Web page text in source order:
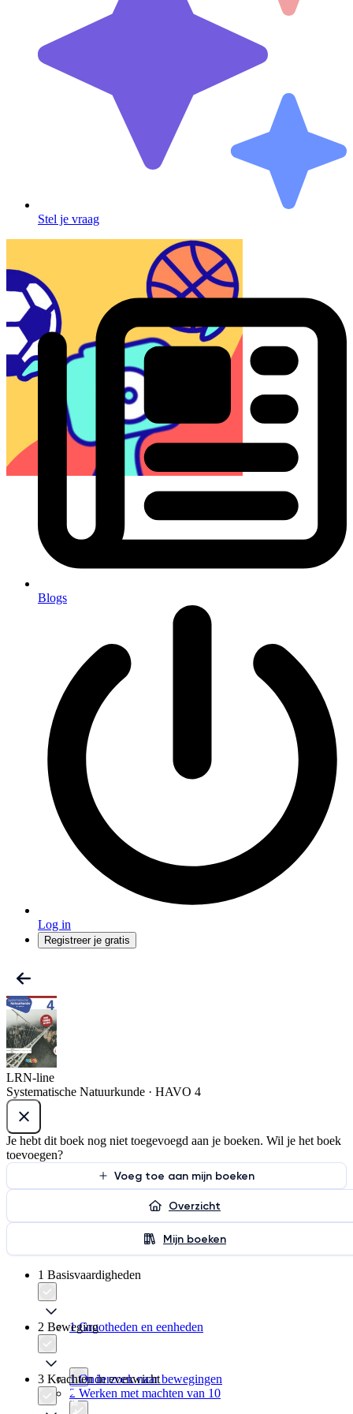
Stel je vraag
Blogs
Log in
Registreer je gratis
LRN-line
Systematische Natuurkunde · HAVO 4
Je hebt dit boek nog niet toegevoegd aan je boeken. Wil je het boek
toevoegen?
Voeg toe aan mijn boeken
Overzicht
Mijn boeken
1 Basisvaardigheden
1 Grootheden en eenheden
2 Werken met machten van 10
2 Beweging
1 Onderzoek naar bewegingen
3 Krachten in evenwicht